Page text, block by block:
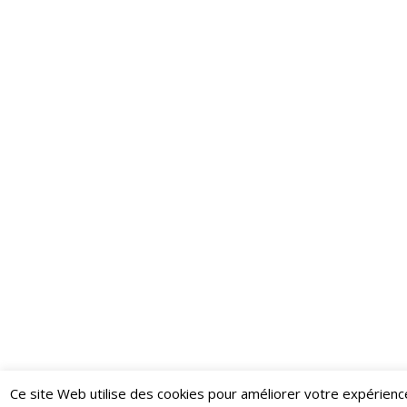
Ce site Web utilise des cookies pour améliorer votre